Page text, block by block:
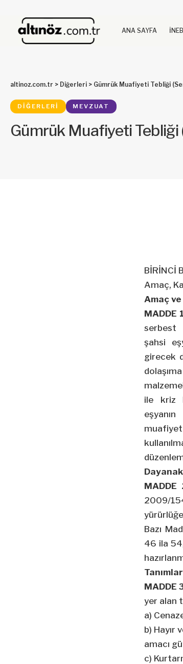
ANA SAYFA
altinoz.com.tr > Diğerleri > Gümrük Muafiyeti Tebliği
DIĞERLERI MEVZUAT
Gümrük Muafiyeti Tebliği
BİRİNCİ
Amaç,
Amaç
MADDE
serbest
şahsi
girecek
ile kriz
Dayanak
MADDE
2009/
Bazı
46 ila
Tanımlar
MADDE
yer alan
a)
b) Hayır
amacı
c)